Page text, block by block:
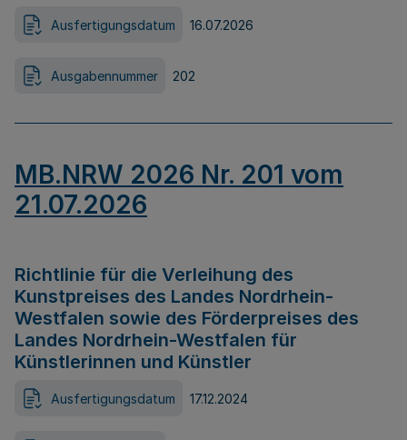
Ausfertigungsdatum 16.07.2026
Ausgabennummer 202
MB.NRW 2026 Nr. 201 vom
21.07.2026
Richtlinie für die Verleihung des
Kunstpreises des Landes Nordrhein-
Westfalen sowie des Förderpreises des
Landes Nordrhein-Westfalen für
Künstlerinnen und Künstler
Ausfertigungsdatum 17.12.2024